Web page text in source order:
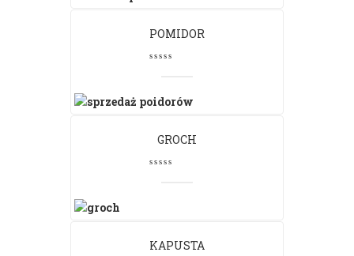
POMIDOR
GROCH
KAPUSTA